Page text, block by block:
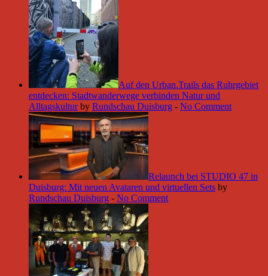
Auf den Urban.Trails das Ruhrgebiet
entdecken: Stadtwanderwege verbinden Natur und
Alltagskultur by Rundschau Duisburg - No Comment
Relaunch bei STUDIO 47 in
Duisburg: Mit neuen Avataren und virtuellen Sets by
Rundschau Duisburg - No Comment